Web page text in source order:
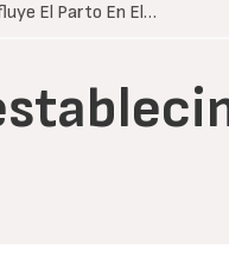
El Parto En El…